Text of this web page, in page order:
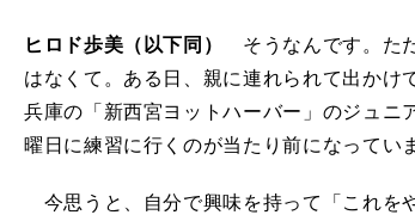
ヒロド歩美（以下同）
そうなんです。た
はなくて。ある日、親に連れられて出かけ
兵庫の「新西宮ヨットハーバー」のジュニ
曜日に練習に行くのが当たり前になってい
今思うと、自分で興味を持って「これを